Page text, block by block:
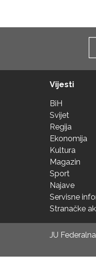
Vijesti
BiH
Svijet
Regija
Ekonomija
Kultura
Magazin
Sport
Najave
Servisne
Stranačke
JU